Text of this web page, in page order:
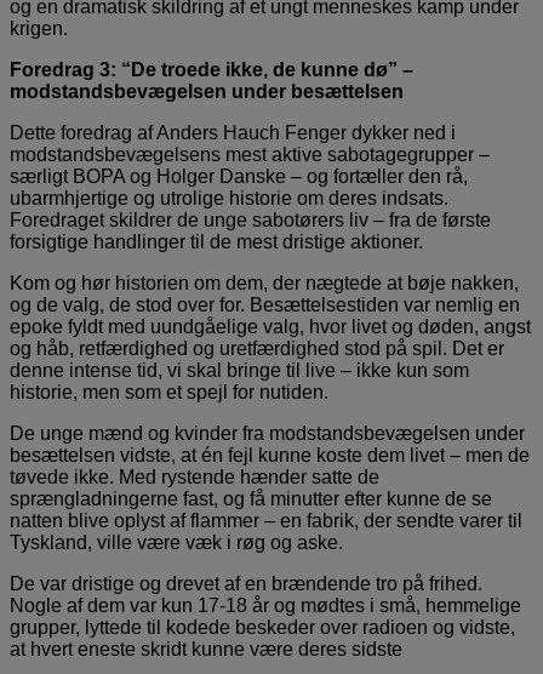
og en dramatisk skildring af et ungt menneskes kamp under
krigen.
Foredrag 3: “De troede ikke, de kunne dø” –
modstandsbevægelsen under besættelsen
Dette foredrag af Anders Hauch Fenger dykker ned i
modstandsbevægelsens mest aktive sabotagegrupper –
særligt BOPA og Holger Danske – og fortæller den rå,
ubarmhjertige og utrolige historie om deres indsats.
Foredraget skildrer de unge sabotørers liv – fra de første
forsigtige handlinger til de mest dristige aktioner.
Kom og hør historien om dem, der nægtede at bøje nakken,
og de valg, de stod over for. Besættelsestiden var nemlig en
epoke fyldt med uundgåelige valg, hvor livet og døden, angst
og håb, retfærdighed og uretfærdighed stod på spil. Det er
denne intense tid, vi skal bringe til live – ikke kun som
historie, men som et spejl for nutiden.
De unge mænd og kvinder fra modstandsbevægelsen under
besættelsen vidste, at én fejl kunne koste dem livet – men de
tøvede ikke. Med rystende hænder satte de
sprængladningerne fast, og få minutter efter kunne de se
natten blive oplyst af flammer – en fabrik, der sendte varer til
Tyskland, ville være væk i røg og aske.
De var dristige og drevet af en brændende tro på frihed.
Nogle af dem var kun 17-18 år og mødtes i små, hemmelige
grupper, lyttede til kodede beskeder over radioen og vidste,
at hvert eneste skridt kunne være deres sidste